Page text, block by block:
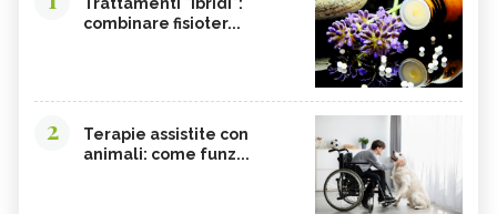
combinare fisioter...
2
Terapie assistite con
animali: come funz...